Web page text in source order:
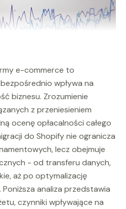
e-commerce to
wpływa na
biznesu. Zrozumienie
z przeniesieniem
ocenę opłacalności całego
do Shopify nie ogranicza
lecz obejmuje
- od transferu danych,
aż po optymalizację
analiza przedstawia
czynniki wpływające na